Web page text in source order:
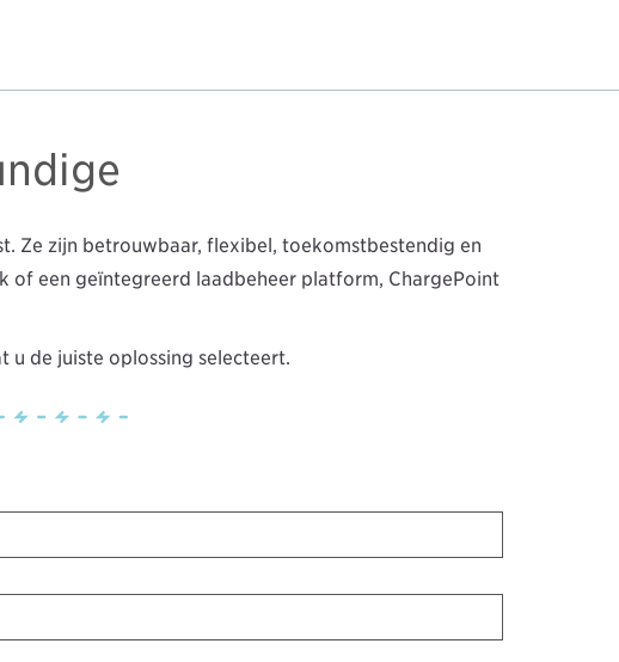
Ze zijn betrouwbaar, flexibel, toekomstbestendig en
of een geïntegreerd laadbeheer platform, ChargePoint
u de juiste oplossing selecteert.